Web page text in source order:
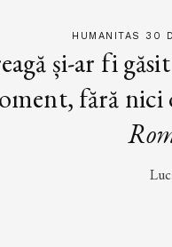
HUMANITAS 30
și-ar fi
fără nici